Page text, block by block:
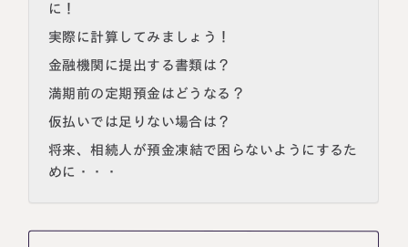
に！
実際に計算してみましょう！
金融機関に提出する書類は？
満期前の定期預金はどうなる？
仮払いでは足りない場合は？
将来、相続人が預金凍結で困らないようにするた
めに・・・